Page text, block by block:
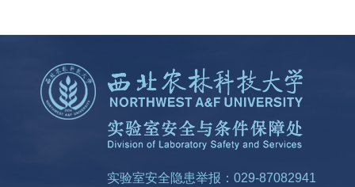
实验室安全隐患举报：029-87082941